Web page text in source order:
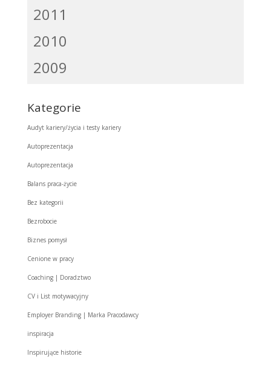
2011
2010
2009
Kategorie
Audyt kariery/życia i testy kariery
Autoprezentacja
Autoprezentacja
Balans praca-życie
Bez kategorii
Bezrobocie
Biznes pomysł
Cenione w pracy
Coaching | Doradztwo
CV i List motywacyjny
Employer Branding | Marka Pracodawcy
inspiracja
Inspirujące historie